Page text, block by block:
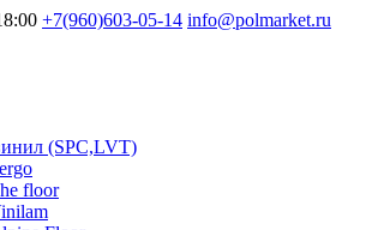
+7(960)603-05-14 info@polmarket.ru
(SPC,LVT)
floor